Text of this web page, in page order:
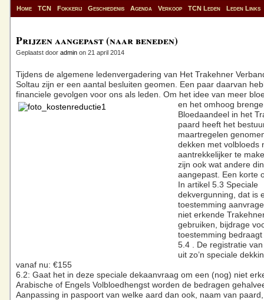
Home TCN Fokkerij Geschiedenis Agenda Verkoop TCN Leden Leden Links
Prijzen aangepast (naar beneden)
Geplaatst door admin on 21 april 2014
Tijdens de algemene ledenvergadering van Het Trakehner
Soltau zijn er een aantal besluiten geomen. Een paar daarvan
financiele gevolgen voor ons als leden. Om het idee van meer
en het omhoog
Bloedaandeel in het
paard heeft het
maartregelen
dekken met volbloeds
aantrekkelijker te
zijn ook wat andere
aangepast. Een korte
In artikel 5.3 Speciale
dekvergunning, dat is
toestemming
niet erkende
gebruiken, bijdrage
toestemming
5.4 . De registratie
uit zo’n speciale
vanaf nu: €155
6.2: Gaat het in deze speciale dekaanvraag om een (nog) niet
Arabische of Engels Volbloedhengst worden de bedragen
Aanpassing in paspoort van welke aard dan ook, naam van